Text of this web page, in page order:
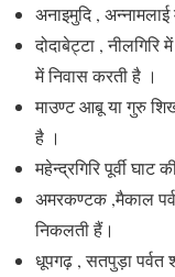
अनाइमुदि ,
दोदाबेट्टा ,
में निवास करती है ।
माउण्ट आबू या गुरु
है ।
महेन्द्रगिरि पूर्वी
अमरकण्टक ,मैकाल
निकलती हैं।
धूपगढ़ , सतपुड़ा पर्वत